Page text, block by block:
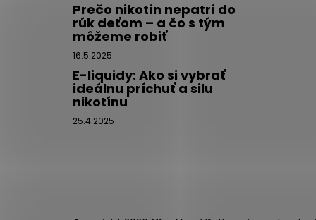
Prečo nikotín nepatrí do
rúk deťom – a čo s tým
môžeme robiť
16.5.2025
E-liquidy: Ako si vybrať
ideálnu príchuť a silu
nikotínu
25.4.2025